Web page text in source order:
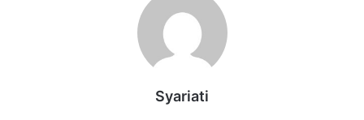
Syariati